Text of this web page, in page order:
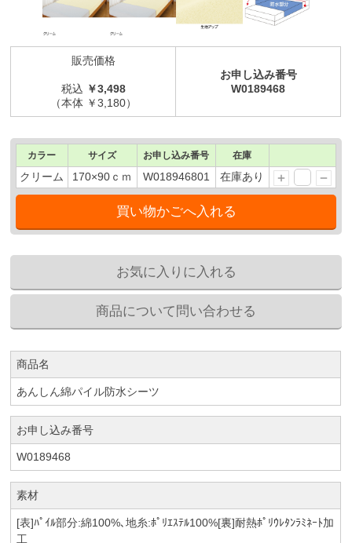
販売価格
税込 ￥3,498
（本体 ￥3,180）
お申し込み番号
W0189468
カラー サイズ お申し込み番号 在庫
クリーム 170×90ｃｍ W018946801 在庫あり
商品名
あんしん綿パイル防水シーツ
お申し込み番号
W0189468
素材
[表]ﾊﾟｲﾙ部分:綿100%､地糸:ﾎﾟﾘｴｽﾃﾙ100%[裏]耐熱ﾎﾟﾘｳﾚﾀﾝﾗﾐﾈｰﾄ加
工